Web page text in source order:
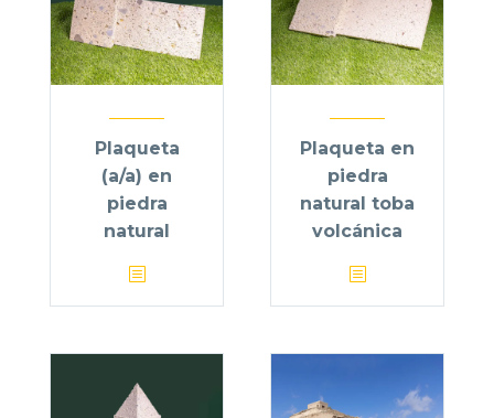
Plaqueta
(a/a) en
piedra
natural
Plaqueta en
piedra
natural toba
volcánica